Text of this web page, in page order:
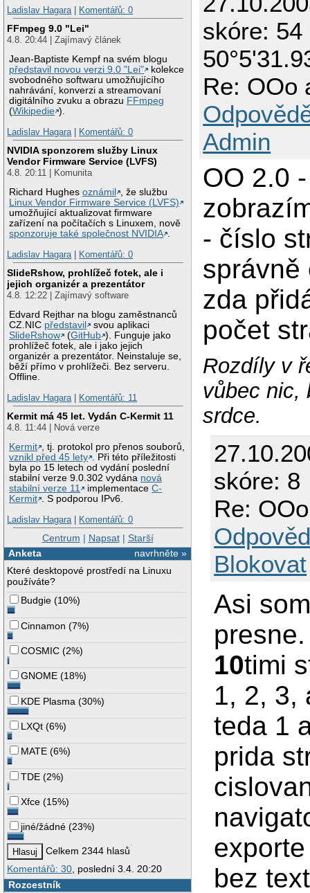
Ladislav Hagara| Komentářů: 0
FFmpeg 9.0 "Lei"
4.8. 20:44 | Zajímavý článek
Jean-Baptiste Kempf na svém blogu
představil novou verzi 9.0 "Lei"
kolekce
svobodného softwaru umožňujícího
nahrávání, konverzi a streamovaní
digitálního zvuku a obrazu FFmpeg
(Wikipedie ).
Ladislav Hagara| Komentářů: 0
NVIDIA sponzorem služby Linux
Vendor Firmware Service (LVFS)
4.8. 20:11 | Komunita
Richard Hughesoznámil
, že službu
Linux Vendor Firmware Service (LVFS)
umožňující aktualizovat firmware
zařízení na počítačích s Linuxem, nově
sponzoruje také společnost NVIDIA .
Ladislav Hagara| Komentářů: 0
SlideRshow, prohlížeč fotek, ale i
jejich organizér a prezentátor
4.8. 12:22 | Zajímavý software
Edvard Rejthar na blogu zaměstnanců
CZ.NIC představil
svou aplikaci
SlideRshow
(GitHub ). Funguje jako
prohlížeč fotek, ale i jako jejich
organizér a prezentátor. Neinstaluje se,
běží přímo v prohlížeči. Bez serveru.
Offline.
Ladislav Hagara| Komentářů: 11
Kermit má 45 let. Vydán C-Kermit 11
4.8. 11:44 | Nová verze
Kermit , tj. protokol pro přenos souborů,
vznikl před 45 lety . Při této příležitosti
byla po 15 letech od vydání poslední
stabilní verze 9.0.302 vydána nová
stabilní verze 11
implementaceC-
Kermit . S podporou IPv6.
Ladislav Hagara| Komentářů: 0
Centrum | Napsat| Starší
navrhněte »
Anketa
Které desktopové prostředí na Linuxu
používáte?
Budgie (10%)
Cinnamon (7%)
COSMIC (2%)
GNOME (18%)
KDE Plasma (30%)
LXQt (6%)
MATE (6%)
TDE (2%)
Xfce (15%)
jiné/žádné (23%)
Celkem 2344 hlasů
Komentářů: 30 , poslední 3.4. 20:20
Rozcestník
skóre:
Re: OOo
Admin
OO 2.0
- číslo
správně
zda
počet
Rozdíly v
vůbec nic,
srdce.
skóre: 8
Re:
Blokovat
Asi
10timi
1, 2, 3,
teda 1
prida
bez